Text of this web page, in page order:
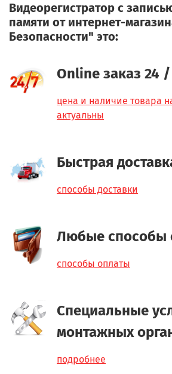
Видеорегистратор с
памяти от интернет-
Безопасности" это:
Online заказ 24 /
цена и наличие товара
актуальны
Быстрая
способы доставки
Любые способы
способы оплаты
Специальные
монтажных
подробнее